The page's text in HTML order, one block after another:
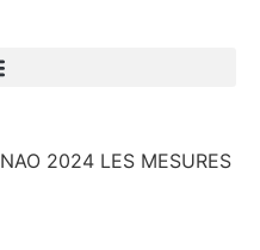
NAO 2024 LES MESURES